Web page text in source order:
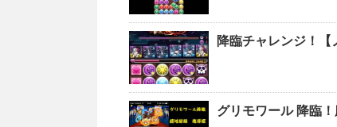
降臨チャレンジ！
グリモワール 降臨